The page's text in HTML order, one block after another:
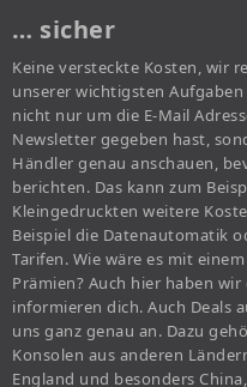
… sicher
Keine versteckte Kosten, wir
unserer wichtigsten
nicht nur um die E-Mail
Newsletter gegeben hast,
Händler genau anschauen,
berichten. Das kann zum
Kleingedruckten weitere
Beispiel die Datenautomatik
Tarifen. Wie wäre es mit
Prämien? Auch hier haben
informieren dich. Auch Deals
uns ganz genau an. Dazu
Konsolen aus anderen
England und besonders